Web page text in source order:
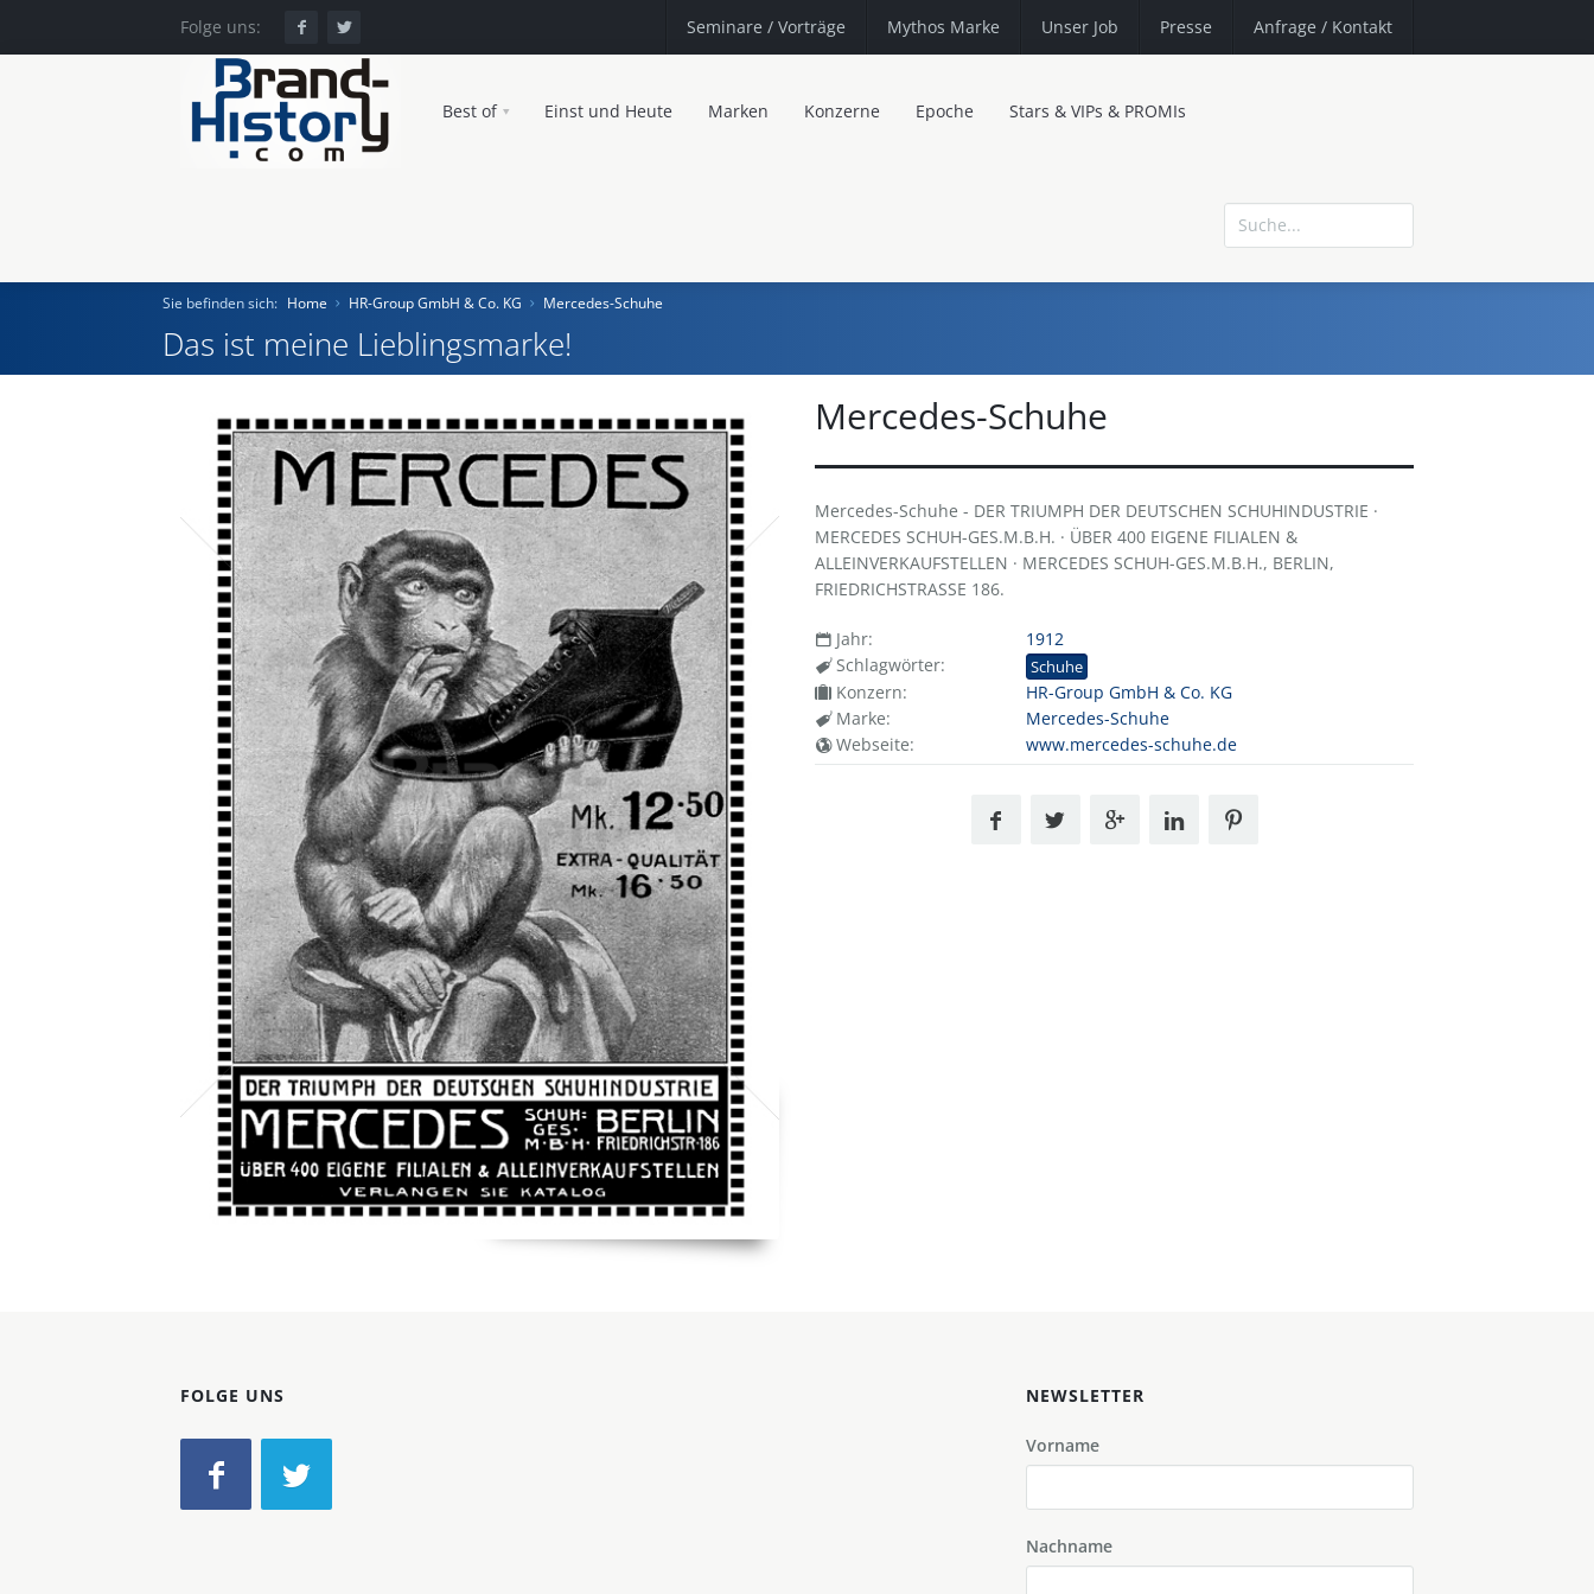
Folge uns: Seminare / Vorträge Mythos Marke Unser Job Presse Anfrage / Kontakt
Best of Einst und Heute Marken Konzerne Epoche Stars & VIPs & PROMIs
Einst und Heute
Marken
Konzerne
Epoche
Sie befinden sich: Home HR-Group GmbH & Co. KG Mercedes-Schuhe
Das ist meine Lieblingsmarke!
Mercedes-Schuhe
Mercedes-Schuhe - DER TRIUMPH DER DEUTSCHEN SCHUHINDUSTRIE ·
MERCEDES SCHUH-GES.M.B.H. · ÜBER 400 EIGENE FILIALEN &
ALLEINVERKAUFSTELLEN · MERCEDES SCHUH-GES.M.B.H., BERLIN,
FRIEDRICHSTRASSE 186.
Jahr:
1912
Schlagwörter:
Schuhe
Konzern:
HR-Group GmbH & Co. KG
Marke:
Mercedes-Schuhe
Webseite:
www.mercedes-schuhe.de
FOLGE UNS NEWSLETTER
Vorname
Nachname